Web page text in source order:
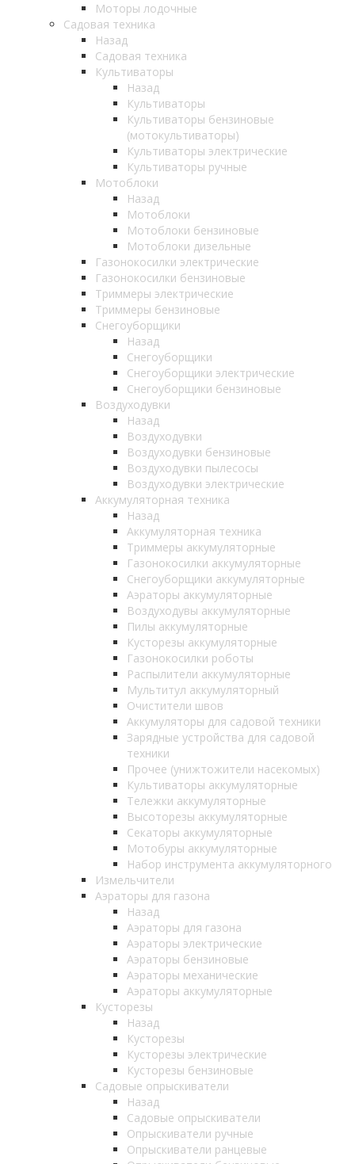
Моторы лодочные
Садовая техника
Назад
Садовая техника
Культиваторы
Назад
Культиваторы
Культиваторы бензиновые
(мотокультиваторы)
Культиваторы электрические
Культиваторы ручные
Мотоблоки
Назад
Мотоблоки
Мотоблоки бензиновые
Мотоблоки дизельные
Газонокосилки электрические
Газонокосилки бензиновые
Триммеры электрические
Триммеры бензиновые
Снегоуборщики
Назад
Снегоуборщики
Снегоуборщики электрические
Снегоуборщики бензиновые
Воздуходувки
Назад
Воздуходувки
Воздуходувки бензиновые
Воздуходувки пылесосы
Воздуходувки электрические
Аккумуляторная техника
Назад
Аккумуляторная техника
Триммеры аккумуляторные
Газонокосилки аккумуляторные
Снегоуборщики аккумуляторные
Аэраторы аккумуляторные
Воздуходувы аккумуляторные
Пилы аккумуляторные
Кусторезы аккумуляторные
Газонокосилки роботы
Распылители аккумуляторные
Мультитул аккумуляторный
Очистители швов
Аккумуляторы для садовой техники
Зарядные устройства для садовой
техники
Прочее (унижтожители насекомых)
Культиваторы аккумуляторные
Тележки аккумуляторные
Высоторезы аккумуляторные
Секаторы аккумуляторные
Мотобуры аккумуляторные
Набор инструмента аккумуляторного
Измельчители
Аэраторы для газона
Назад
Аэраторы для газона
Аэраторы электрические
Аэраторы бензиновые
Аэраторы механические
Аэраторы аккумуляторные
Кусторезы
Назад
Кусторезы
Кусторезы электрические
Кусторезы бензиновые
Садовые опрыскиватели
Назад
Садовые опрыскиватели
Опрыскиватели ручные
Опрыскиватели ранцевые